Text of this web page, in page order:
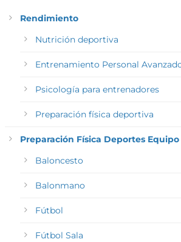
Rendimiento
Nutrición deportiva
Entrenamiento Personal
Psicología para entrenadores
Preparación física deportiva
Preparación Física Deportes
Baloncesto
Balonmano
Fútbol
Fútbol Sala